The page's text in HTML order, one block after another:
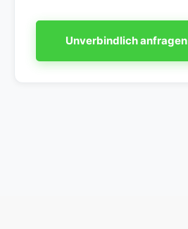
Unverbindlich anfragen